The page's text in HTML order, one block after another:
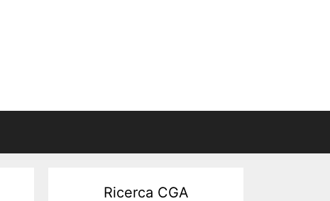
Ricerca CGA